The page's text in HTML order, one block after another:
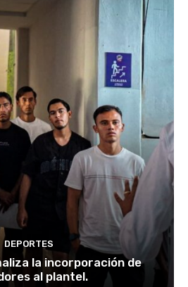
DEPORTES
la incorporación de
al plantel.